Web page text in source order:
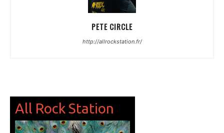
PETE CIRCLE
http://allrockstation.fr/